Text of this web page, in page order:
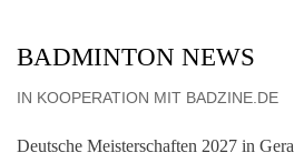
BADMINTON NEWS
IN KOOPERATION MIT BADZINE.DE
Deutsche Meisterschaften 2027 in Gera